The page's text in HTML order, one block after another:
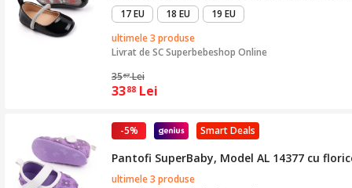
17 EU 18 EU
19 EU
ultimele 3 produse
Livrat deSC Superbebeshop Online
3567 Lei
3388 Lei
Smart Deals
-5%
Pantofi SuperBaby, Model AL 14377 cu
ultimele 3 produse